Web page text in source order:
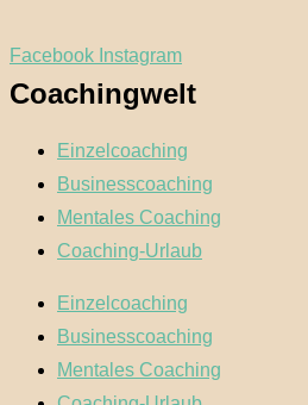
Facebook Instagram
Coachingwelt
Einzelcoaching
Businesscoaching
Mentales Coaching
Coaching-Urlaub
Einzelcoaching
Businesscoaching
Mentales Coaching